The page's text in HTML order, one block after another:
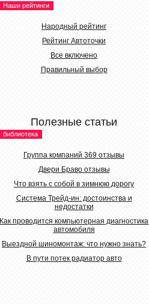
Наши рейтинги
Народный рейтинг
Рейтинг Автоточки
Все включено
Правильный выбор
Полезные статьи
библиотека
Группа компаний 369 отзывы
Двери Браво отзывы
Что взять с собой в зимнюю дорогу
Система Трейд-ин: достоинства и
недостатки
Как проводится компьютерная диагностика
автомобиля
Выездной шиномонтаж: что нужно знать?
В пути потек радиатор авто